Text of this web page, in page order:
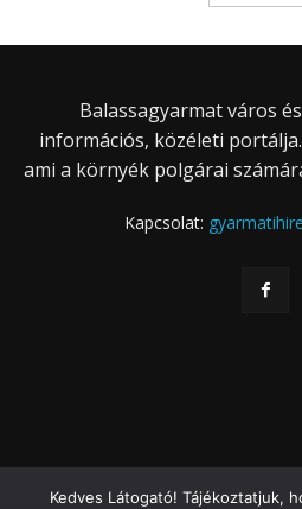
Balassagyarmat város
információs, közéleti
ami a környék polgárai
Kapcsolat:
Kedves Látogató! Tájékoztatjuk,